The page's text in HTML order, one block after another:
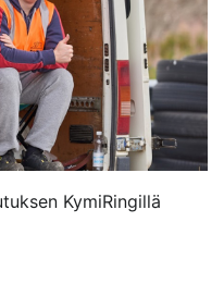
KymiRingillä